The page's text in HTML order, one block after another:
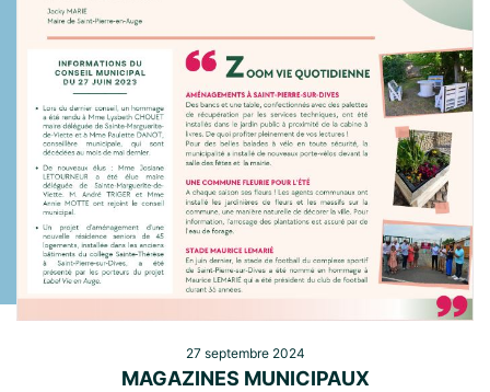
27 septembre 2024
MAGAZINES MUNICIPAUX